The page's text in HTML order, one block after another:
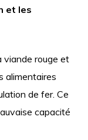
et les
viande rouge et
alimentaires
de fer. Ce
capacité